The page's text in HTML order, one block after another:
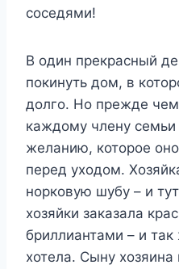
соседями!
В один прекрасный
покинуть дом, в
долго. Но прежде
каждому члену семьи
желанию, которое
перед уходом.
норковую шубу – и
хозяйки заказала
бриллиантами – и
хотела. Сыну